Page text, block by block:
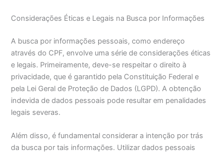
Considerações Éticas e Legais na Busca por Informações
A busca por informações pessoais, como endereço
através do CPF, envolve uma série de considerações éticas
e legais. Primeiramente, deve-se respeitar o direito à
privacidade, que é garantido pela Constituição Federal e
pela Lei Geral de Proteção de Dados (LGPD). A obtenção
indevida de dados pessoais pode resultar em penalidades
legais severas.
Além disso, é fundamental considerar a intenção por trás
da busca por tais informações. Utilizar dados pessoais